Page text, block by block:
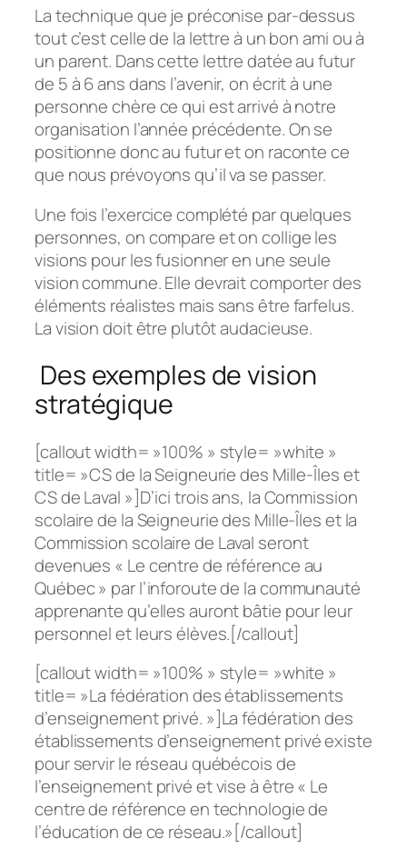
La technique que je préconise par-dessus
tout c’est celle de la lettre à un bon ami ou à
un parent. Dans cette lettre datée au futur
de 5 à 6 ans dans l’avenir, on écrit à une
personne chère ce qui est arrivé à notre
organisation l’année précédente. On se
positionne donc au futur et on raconte ce
que nous prévoyons qu’il va se passer.
Une fois l’exercice complété par quelques
personnes, on compare et on collige les
visions pour les fusionner en une seule
vision commune. Elle devrait comporter des
éléments réalistes mais sans être farfelus.
La vision doit être plutôt audacieuse.
Des exemples de vision
stratégique
[callout width= »100% » style= »white »
title= »CS de la Seigneurie des Mille-Îles et
CS de Laval »]D’ici trois ans, la Commission
scolaire de la Seigneurie des Mille-Îles et la
Commission scolaire de Laval seront
devenues « Le centre de référence au
Québec » par l’inforoute de la communauté
apprenante qu’elles auront bâtie pour leur
personnel et leurs élèves.[/callout]
[callout width= »100% » style= »white »
title= »La fédération des établissements
d’enseignement privé. »]La fédération des
établissements d’enseignement privé existe
pour servir le réseau québécois de
l’enseignement privé et vise à être « Le
centre de référence en technologie de
l’éducation de ce réseau.»[/callout]